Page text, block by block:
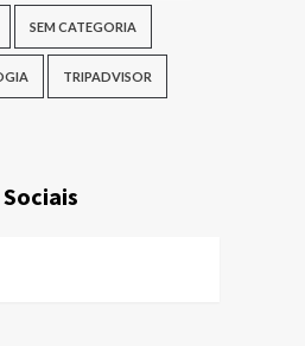
SEM CATEGORIA
TRIPADVISOR